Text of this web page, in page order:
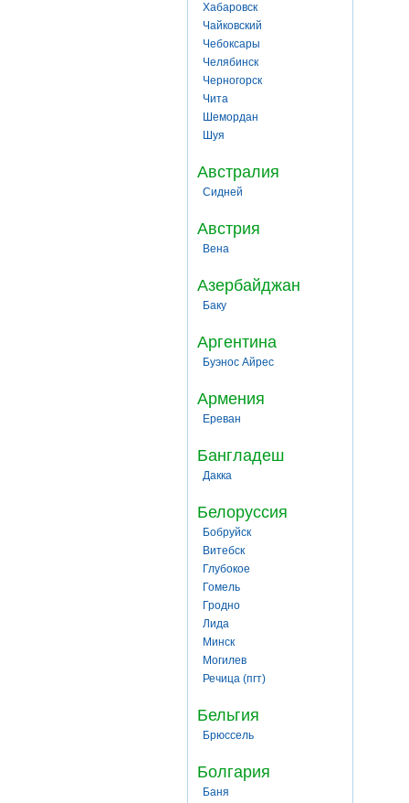
Хабаровск
Чайковский
Чебоксары
Челябинск
Черногорск
Чита
Шемордан
Шуя
Австралия
Сидней
Австрия
Вена
Азербайджан
Баку
Аргентина
Буэнос Айрес
Армения
Ереван
Бангладеш
Дакка
Белоруссия
Бобруйск
Витебск
Глубокое
Гомель
Гродно
Лида
Минск
Могилев
Речица (пгт)
Бельгия
Брюссель
Болгария
Баня